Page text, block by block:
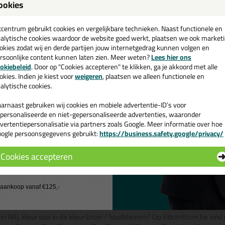
300ml
kleuren
(16)
Ottoseal S110 310ml
De beste zuurvrije siliconenkit |
Alleen bij Kitcentrum in 16 RAL
kleuren!
5,49 (26)
Bekijken
Zwaluw
Natural
Siliconenkit
natuursteen
9,25
Bekijken
siliconenkit in
in ral kleur in de kleur
gebruikt cookies en vergelijkbare technieken. Naast functionele en
cookies waardoor de website goed werkt, plaatsen we ook
zodat wij en derde partijen jouw internetgedrag kunnen volgen en
content kunnen laten zien. Meer weten?Lees hier ons
. Door op "Cookies accepteren" te klikken, ga je akkoord met alle
Indien je kiest voorweigeren, plaatsen we alleen functionele en
cookies.
gebruiken wij cookies en mobiele advertentie-ID’s voor
en niet-gepersonaliseerde advertenties, waaronder
via partners zoals Google. Meer informatie over hoe
persoonsgegevens gebruikt:https://business.safety.google/privacy/
Cookies accepteren
💚
en ontvang een
€35,-bij je eerste bestelling!
de actiecode ›
geen cadeau
vanaf €125,-